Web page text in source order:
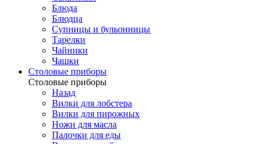
Блюда
Блюдца
Супницы и бульонницы
Тарелки
Чайники
Чашки
Cтоловые приборы
Cтоловые приборы
Назад
Вилки для лобстера
Вилки для пирожных
Ножи для масла
Палочки для еды